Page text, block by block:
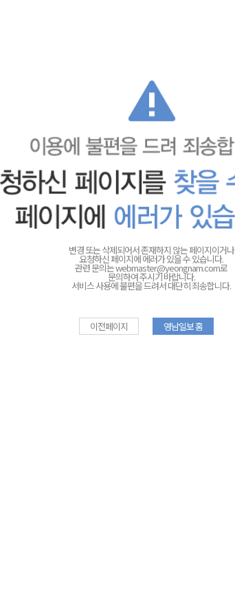
변경 또는 삭제되어서 존재하지 않는 페이지이거나
요청하신 페이지에 에러가 있을 수 있습니다.
관련 문의는webmaster@yeongnam.com로
문의하여 주시기 바랍니다.
서비스 사용에 불편을 드려서 대단히 죄송합니다.
이전페이지 영남일보 홈